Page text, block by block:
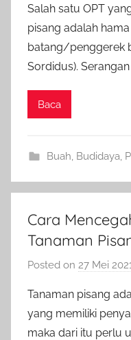
Salah satu OPT
pisang adalah
batang/penggerek
Sordidus).
Baca
Buah, Budidaya,
Cara
Tanaman
Posted on 27 Mei
Tanaman pisang
yang memiliki
maka dari itu perlu